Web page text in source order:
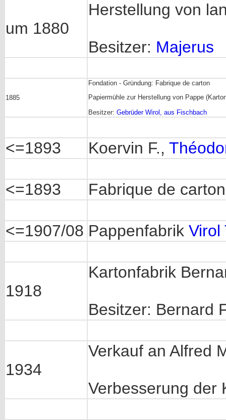
um 1880
Herstellung von
Besitzer: Majerus
1885
Fondation - Gründung: Fabrique de carton
Papiermühle zur Herstellung von Pappe
Besitzer: Gebrüder Wirol, aus Fischbach
<=1893 Koervin F.,
<=1893 Fabrique de
<=1907/08 Pappenfabrik Virol
1918
Kartonfabrik
Besitzer: Bernard
1934
Verkauf an Alfred
Verbesserung der